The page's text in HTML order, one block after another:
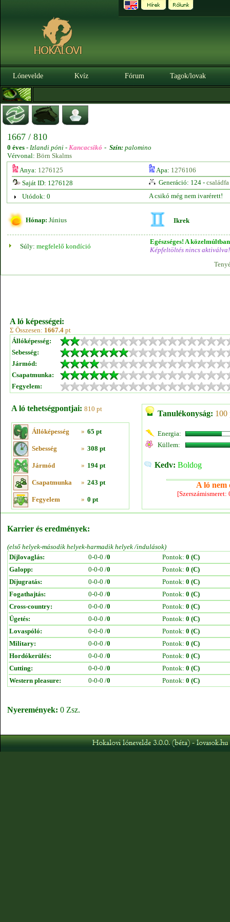
Lónevelde Kvíz Fórum Tagok/lovak
1667 / 810
0 éves - Izlandi póni - Kancacsikó - Szín: palomino
Vérvonal: Börn Skalms
Anya: 1276125 Apa: 1276106
Saját ID: 1276128
Generáció: 124 - családfa
Utódok: 0
A csikó még nem ivarérett!
Hónap: Június Ikrek
Súly: megfelelő kondíció
Egészséges! A
Képfeltöltés nincs aktiválva!
A ló képességei:
Σ Összesen: 1667.4 pt
Állóképesség:
Sebesség:
Jármód:
Csapatmunka:
Fegyelem:
A ló tehetségpontjai: 810 pt
Állóképesség » 65 pt
Sebesség » 308 pt
Jármód » 194 pt
Csapatmunka » 243 pt
Fegyelem » 0 pt
Tanulékonyság: 100
Energia:
Küllem:
Kedv: Boldog
A ló nem
Karrier és eredmények:
(első helyek-második helyek-harmadik helyek /indulások)
Díjlovaglás:
0-0-0 /0 Pontok: 0 (C)
Galopp:
0-0-0 /0 Pontok: 0 (C)
Díjugratás:
0-0-0 /0 Pontok: 0 (C)
Fogathajtás:
0-0-0 /0 Pontok: 0 (C)
Cross-country:
0-0-0 /0 Pontok: 0 (C)
Ügetés:
0-0-0 /0 Pontok: 0 (C)
Lovaspóló:
0-0-0 /0 Pontok: 0 (C)
Military:
0-0-0 /0 Pontok: 0 (C)
Hordókerülés:
0-0-0 /0 Pontok: 0 (C)
Cutting:
0-0-0 /0 Pontok: 0 (C)
Western pleasure:
0-0-0 /0 Pontok: 0 (C)
Nyeremények: 0 Zsz.